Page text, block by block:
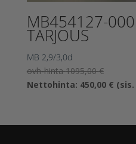
MB454127-
TARJOUS
MB 2,9/3,0d
ovh-hinta1095,00€
hinta
Nettohinta: 450,00 € (sis.